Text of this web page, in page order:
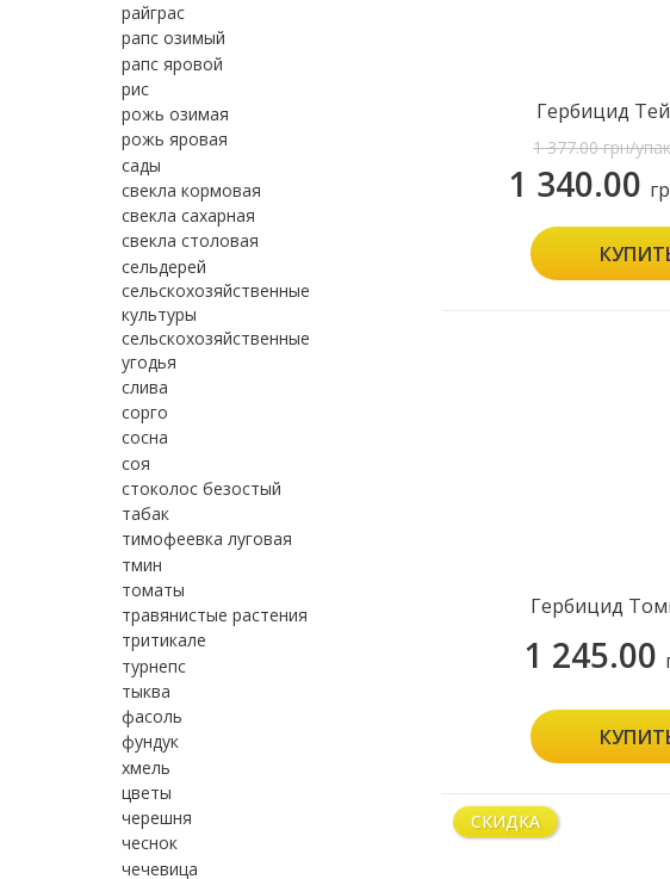
райграс
рапс озимый
рапс яровой
рис
рожь озимая
рожь яровая
сады
свекла кормовая
свекла сахарная
свекла столовая
сельдерей
сельскохозяйственные
культуры
сельскохозяйственные
угодья
слива
сорго
сосна
соя
стоколос безостый
табак
тимофеевка луговая
тмин
томаты
травянистые растения
тритикале
турнепс
тыква
фасоль
фундук
хмель
цветы
черешня
чеснок
чечевица
Гербицид
1 377.00грн/
1 340.00
Гербицид
1 245.00
СКИДКА